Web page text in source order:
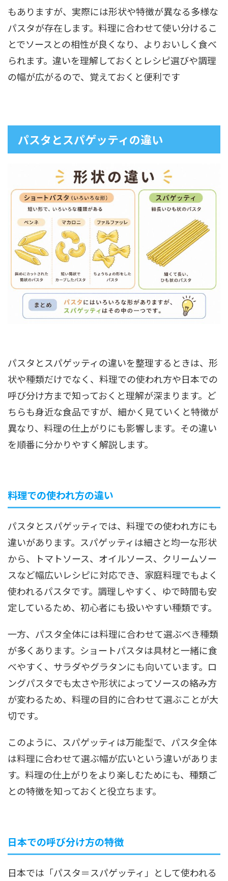
もありますが、実際には形状や特徴が異なる多様な
パスタが存在します。料理に合わせて使い分けるこ
とでソースとの相性が良くなり、よりおいしく食べ
られます。違いを理解しておくとレシピ選びや調理
の幅が広がるので、覚えておくと便利です
パスタとスパゲッティの違い
パスタとスパゲッティの違いを整理するときは、形
状や種類だけでなく、料理での使われ方や日本での
呼び分け方まで知っておくと理解が深まります。ど
ちらも身近な食品ですが、細かく見ていくと特徴が
異なり、料理の仕上がりにも影響します。その違い
を順番に分かりやすく解説します。
料理での使われ方の違い
パスタとスパゲッティでは、料理での使われ方にも
違いがあります。スパゲッティは細さと均一な形状
から、トマトソース、オイルソース、クリームソー
スなど幅広いレシピに対応でき、家庭料理でもよく
使われるパスタです。調理しやすく、ゆで時間も安
定しているため、初心者にも扱いやすい種類です。
一方、パスタ全体には料理に合わせて選ぶべき種類
が多くあります。ショートパスタは具材と一緒に食
べやすく、サラダやグラタンにも向いています。ロ
ングパスタでも太さや形状によってソースの絡み方
が変わるため、料理の目的に合わせて選ぶことが大
切です。
このように、スパゲッティは万能型で、パスタ全体
は料理に合わせて選ぶ幅が広いという違いがありま
す。料理の仕上がりをより楽しむためにも、種類ご
との特徴を知っておくと役立ちます。
日本での呼び分け方の特徴
日本では「パスタ＝スパゲッティ」として使われる